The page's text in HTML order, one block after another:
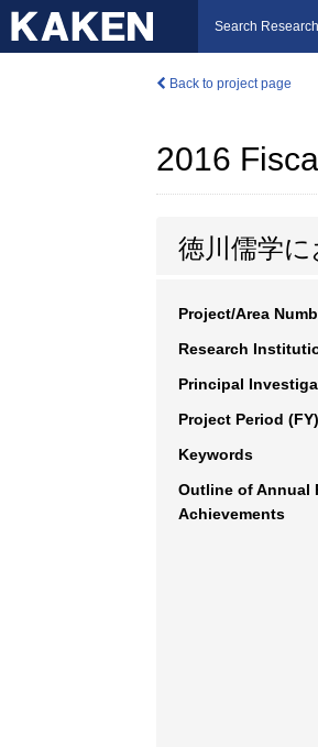
Search
Back to project page
2016
徳川儒学
Project/Area
Research
Principal
Project Period (FY)
Keywords
Outline of Annual
Achievements